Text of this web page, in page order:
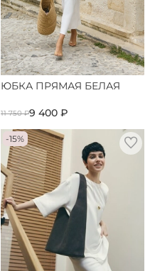
ЮБКА ПРЯМАЯ БЕЛАЯ
11 750 ₽9 400 ₽
-15%